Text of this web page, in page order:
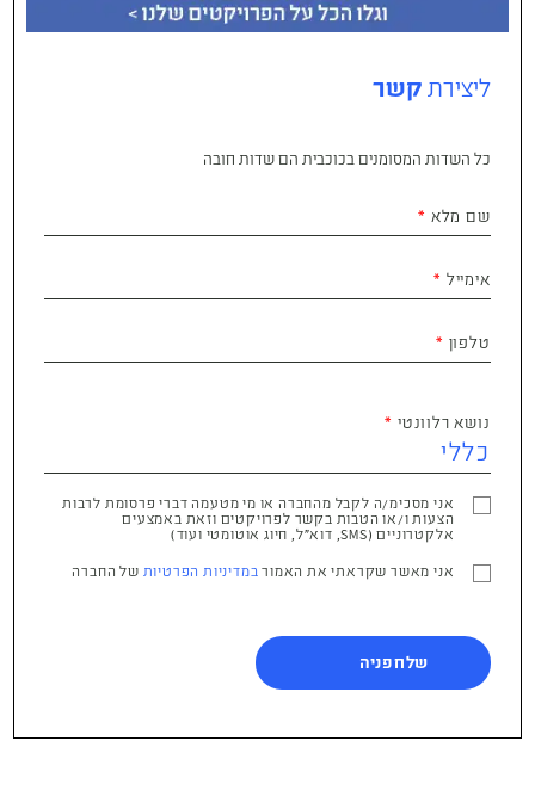
ליצירת קשר
כל השדות המסומנים בכוכבית הם שדות חובה
שם מלא
אימייל
טלפון
נושא רלוונטי
אני מסכימ/ה לקבל מהחברה או מי מטעמה דברי פרסומת לרבות
הצעות ו/או הטבות בקשר לפרויקטים וזאת באמצעים
אלקטרוניים (SMS, דוא"ל, חיוג אוטומטי ועוד)
אני מאשר שקראתי את האמור במדיניות הפרטיות של החברה